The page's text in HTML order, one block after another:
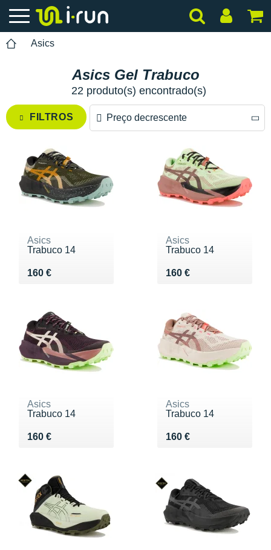
Asics
Asics Gel Trabuco
22 produto(s) encontrado(s)
FILTROS Preço decrescente
Preço crescente
Asics
Trabuco 14
160 €
Vendu 160 €
Asics
Trabuco 14
160 €
Vendu 160 €
Asics
Trabuco 14
160 €
Vendu 160 €
Asics
Trabuco 14
160 €
Vendu 160 €